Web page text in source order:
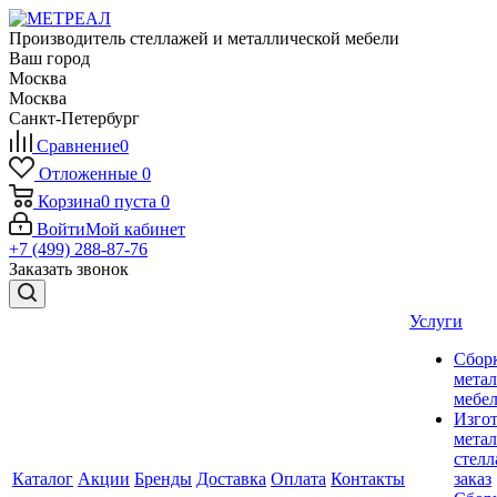
Производитель стеллажей и металлической мебели
Ваш город
Москва
Москва
Санкт-Петербург
Сравнение0
Отложенные 0
Корзина0 пуста 0
ВойтиМой кабинет
+7 (499) 288-87-76
Заказать звонок
Каталог Акции Бренды Доставка Оплата Контакты
Услуги
заказ